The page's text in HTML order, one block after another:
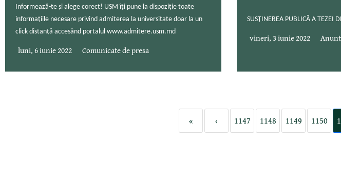
Informează-te și alege corect! USM îți pune la dispoziție toate
informațiile necesare privind admiterea la universitate doar la un
click distanță accesând portalul www.admitere.usm.md
luni, 6 iunie 2022 Comunicate de presa
SUSȚINEREA PUBLICĂ A TEZEI
vineri, 3 iunie 2022
« ‹ 1147 1148 1149 1150